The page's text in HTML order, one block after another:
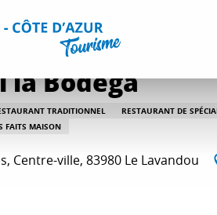
Restaurants Tous les restaurants
la Bodéga
TRADITIONNEL RESTAURANT DE
FAITS MAISON
Centre-ville, 83980 Le Lavandou